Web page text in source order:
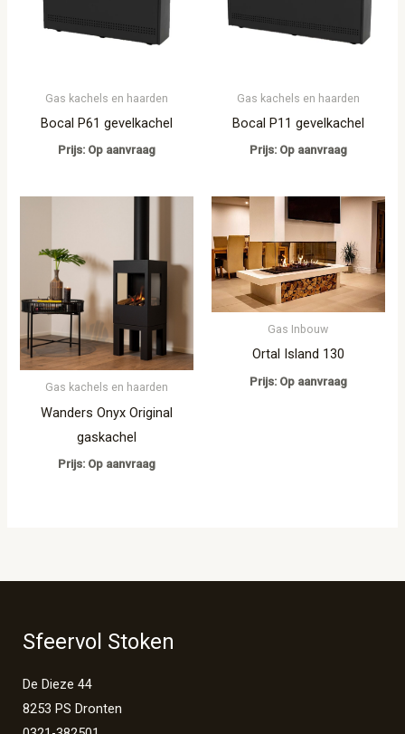
Gas kachels en haarden
Bocal P61 gevelkachel
Prijs: Op aanvraag
Gas kachels en haarden
Bocal P11 gevelkachel
Prijs: Op aanvraag
Gas kachels en haarden
Wanders Onyx Original
gaskachel
Prijs: Op aanvraag
Gas Inbouw
Ortal Island 130
Prijs: Op aanvraag
Sfeervol Stoken
De Dieze 44
8253 PS Dronten